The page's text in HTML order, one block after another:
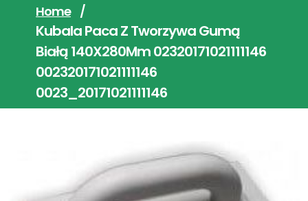
Home /
Kubala Paca Z Tworzywa Gumą
Białą 140X280Mm 02320171021111146
002320171021111146
0023_20171021111146